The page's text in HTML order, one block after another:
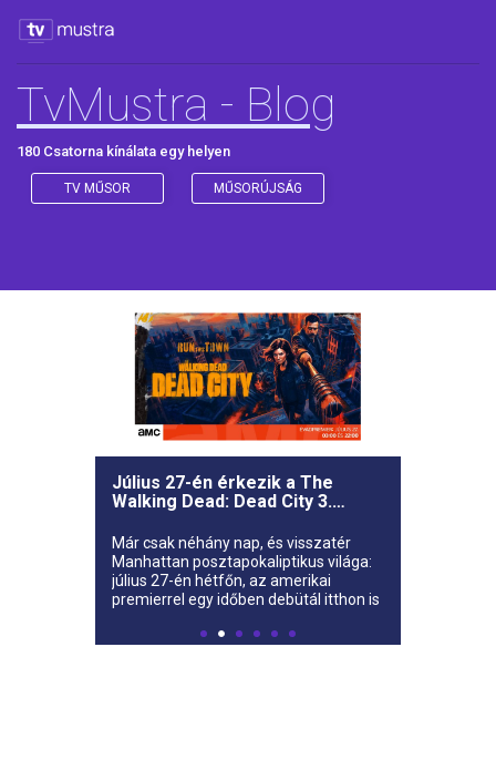
TvMustra - Blog
180 Csatorna kínálata egy helyen
TV MŰSOR MŰSORÚJSÁG
Július 27-én érkezik a The
Walking Dead: Dead City 3.
Már csak néhány nap, és visszatér
Manhattan posztapokaliptikus világa:
július 27-én hétfőn, az amerikai
premierrel egy időben debütál itthon is
City harmadik évada.